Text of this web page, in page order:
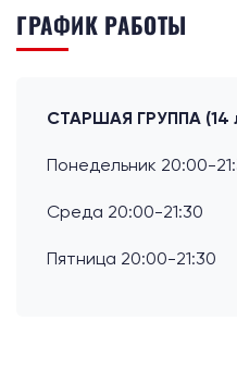
ГРАФИК РАБОТЫ
СТАРШАЯ ГРУППА (14
Понедельник 20:00-
Среда 20:00-21:30
Пятница 20:00-21:30